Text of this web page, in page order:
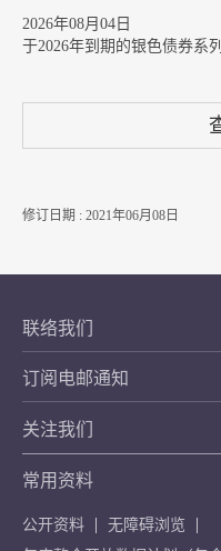
2026年08月04日
于2026年到期的银色债券系
修订日期 : 2021年06月08日
联络我们
订阅电邮通知
关注我们
常用资料
公开资料
无障碍浏览